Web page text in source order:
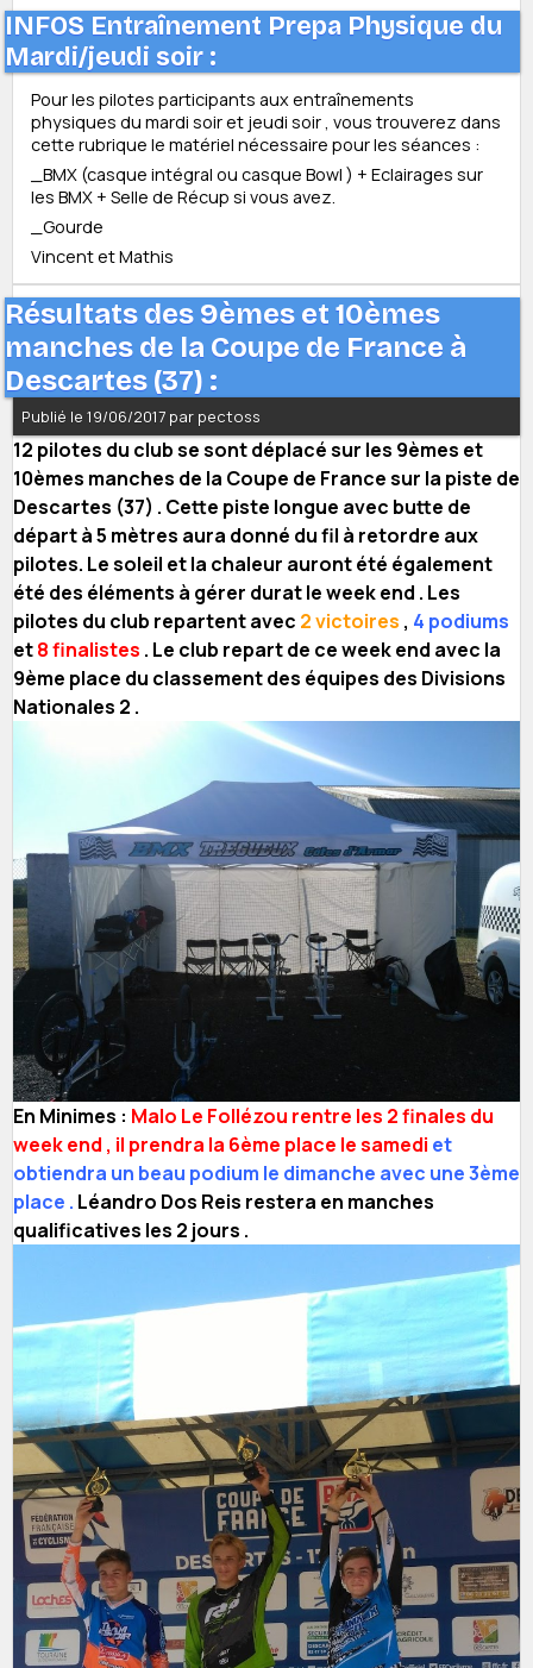
INFOS Entraînement Prepa Physique du
Mardi/jeudi soir :
Pour les pilotes participants aux entraînements
physiques du mardi soir et jeudi soir , vous trouverez dans
cette rubrique le matériel nécessaire pour les séances :
_BMX (casque intégral ou casque Bowl ) + Eclairages sur
les BMX + Selle de Récup si vous avez.
_Gourde
Vincent et Mathis
Résultats des 9èmes et 10èmes
manches de la Coupe de France à
Descartes (37) :
Publié le 19/06/2017 par pectoss
12 pilotes du club se sont déplacé sur les 9èmes et
10èmes manches de la Coupe de France sur la piste de
Descartes (37) . Cette piste longue avec butte de
départ à 5 mètres aura donné du fil à retordre aux
pilotes. Le soleil et la chaleur auront été également
été des éléments à gérer durat le week end . Les
pilotes du club repartent avec 2 victoires , 4 podiums
et8 finalistes . Le club repart de ce week end avec la
9ème place du classement des équipes des Divisions
Nationales 2 .
En Minimes : Malo Le Follézou rentre les 2 finales du
week end , il prendra la 6ème place le samedi et
obtiendra un beau podium le dimanche avec une 3ème
place . Léandro Dos Reis restera en manches
qualificatives les 2 jours .